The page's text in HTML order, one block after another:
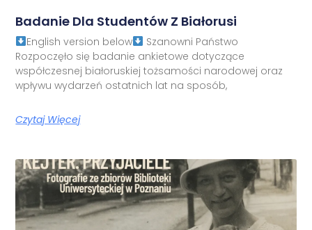
Badanie Dla Studentów Z Białorusi
English version below
Szanowni Państwo
Rozpoczęło się badanie ankietowe dotyczące
współczesnej białoruskiej tożsamości narodowej oraz
wpływu wydarzeń ostatnich lat na sposób,
Czytaj Więcej